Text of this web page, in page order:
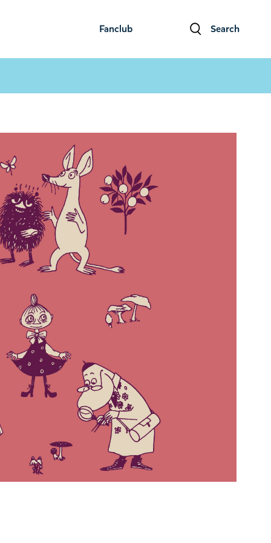
Fanclub Search